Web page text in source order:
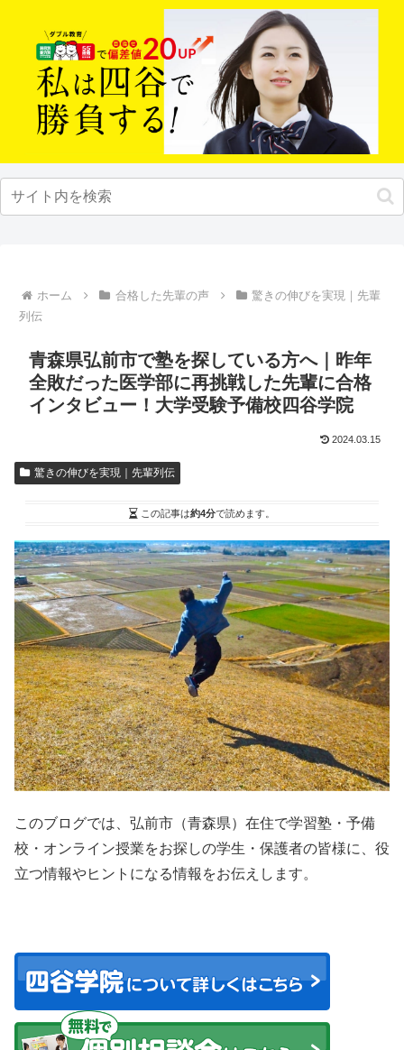
ホーム 合格した先輩の声
驚きの伸びを実現｜先輩
列伝
青森県弘前市で塾を探している方へ｜昨年
全敗だった医学部に再挑戦した先輩に合格
インタビュー！大学受験予備校四谷学院
2024.03.15
驚きの伸びを実現｜先輩列伝
この記事は約4分で読めます。
このブログでは、弘前市（青森県）在住で学習塾・予備
校・オンライン授業をお探しの学生・保護者の皆様に、役
立つ情報やヒントになる情報をお伝えします。